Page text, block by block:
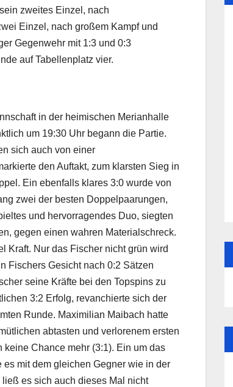
zweites Einzel, nach
Einzel, nach großem Kampf und
Gegenwehr mit 1:3 und 0:3
auf Tabellenplatz vier.
in der heimischen Merianhalle
um 19:30 Uhr begann die Partie.
sich auch von einer
den Auftakt, zum klarsten Sieg in
Ein ebenfalls klares 3:0 wurde von
zwei der besten Doppelpaarungen,
und hervorragendes Duo, siegten
gegen einen wahren Materialschreck.
Kraft. Nur das Fischer nicht grün wird
Fischers Gesicht nach 0:2 Sätzen
seine Kräfte bei den Topspins zu
3:2 Erfolg, revanchierte sich der
Runde. Maximilian Maibach hatte
abtasten und verlorenem ersten
Chance mehr (3:1). Ein um das
mit dem gleichen Gegner wie in der
es sich auch dieses Mal nicht